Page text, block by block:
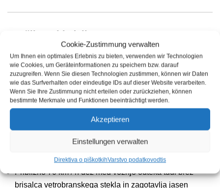
Cookie-Zustimmung verwalten
Um Ihnen ein optimales Erlebnis zu bieten, verwenden wir Technologien
wie Cookies, um Geräteinformationen zu speichern bzw. darauf
zuzugreifen. Wenn Sie diesen Technologien zustimmen, können wir Daten
wie das Surfverhalten oder eindeutige IDs auf dieser Website verarbeiten.
Wenn Sie Ihre Zustimmung nicht erteilen oder zurückziehen, können
bestimmte Merkmale und Funktionen beeinträchtigt werden.
Akzeptieren
Einstellungen verwalten
Direktiva o piškotkihVarstvo podatkovodtis
Značilnosti izdelka
Bistra, brezbarvna tekočina, nevidna in neopazna
Izjemen učinek enostavnega čiščenja za oprijem
umazanije
Odpornost vode, olja in umazanije, dežja in snega se
odcepi s stekla, umazanija, ptičji iztrebki, žuželke in led
se ne morejo več trdno držati
Približno 70 km / h dež med vožnjo odteka tudi brez
brisalca vetrobranskega stekla in zagotavlja jasen